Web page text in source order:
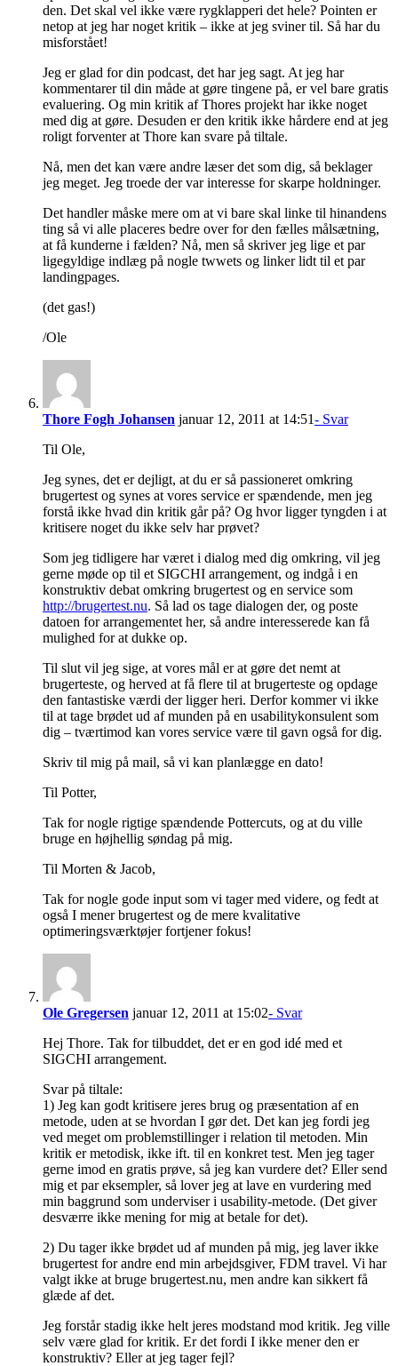
den. Det skal vel ikke være rygklapperi det hele? Pointen er
netop at jeg har noget kritik – ikke at jeg sviner til. Så har du
misforstået!
Jeg er glad for din podcast, det har jeg sagt. At jeg har
kommentarer til din måde at gøre tingene på, er vel bare gratis
evaluering. Og min kritik af Thores projekt har ikke noget
med dig at gøre. Desuden er den kritik ikke hårdere end at jeg
roligt forventer at Thore kan svare på tiltale.
Nå, men det kan være andre læser det som dig, så beklager
jeg meget. Jeg troede der var interesse for skarpe holdninger.
Det handler måske mere om at vi bare skal linke til hinandens
ting så vi alle placeres bedre over for den fælles målsætning,
at få kunderne i fælden? Nå, men så skriver jeg lige et par
ligegyldige indlæg på nogle twwets og linker lidt til et par
landingpages.
(det gas!)
/Ole
Thore Fogh Johansen januar 12, 2011 at 14:51- Svar
Til Ole,
Jeg synes, det er dejligt, at du er så passioneret omkring
brugertest og synes at vores service er spændende, men jeg
forstå ikke hvad din kritik går på? Og hvor ligger tyngden i at
kritisere noget du ikke selv har prøvet?
Som jeg tidligere har været i dialog med dig omkring, vil jeg
gerne møde op til et SIGCHI arrangement, og indgå i en
konstruktiv debat omkring brugertest og en service som
http://brugertest.nu. Så lad os tage dialogen der, og poste
datoen for arrangementet her, så andre interesserede kan få
mulighed for at dukke op.
Til slut vil jeg sige, at vores mål er at gøre det nemt at
brugerteste, og herved at få flere til at brugerteste og opdage
den fantastiske værdi der ligger heri. Derfor kommer vi ikke
til at tage brødet ud af munden på en usabilitykonsulent som
dig – tværtimod kan vores service være til gavn også for dig.
Skriv til mig på mail, så vi kan planlægge en dato!
Til Potter,
Tak for nogle rigtige spændende Pottercuts, og at du ville
bruge en højhellig søndag på mig.
Til Morten & Jacob,
Tak for nogle gode input som vi tager med videre, og fedt at
også I mener brugertest og de mere kvalitative
optimeringsværktøjer fortjener fokus!
Ole Gregersen januar 12, 2011 at 15:02- Svar
Hej Thore. Tak for tilbuddet, det er en god idé med et
SIGCHI arrangement.
Svar på tiltale:
1) Jeg kan godt kritisere jeres brug og præsentation af en
metode, uden at se hvordan I gør det. Det kan jeg fordi jeg
ved meget om problemstillinger i relation til metoden. Min
kritik er metodisk, ikke ift. til en konkret test. Men jeg tager
gerne imod en gratis prøve, så jeg kan vurdere det? Eller send
mig et par eksempler, så lover jeg at lave en vurdering med
min baggrund som underviser i usability-metode. (Det giver
desværre ikke mening for mig at betale for det).
2) Du tager ikke brødet ud af munden på mig, jeg laver ikke
brugertest for andre end min arbejdsgiver, FDM travel. Vi har
valgt ikke at bruge brugertest.nu, men andre kan sikkert få
glæde af det.
Jeg forstår stadig ikke helt jeres modstand mod kritik. Jeg ville
selv være glad for kritik. Er det fordi I ikke mener den er
konstruktiv? Eller at jeg tager fejl?